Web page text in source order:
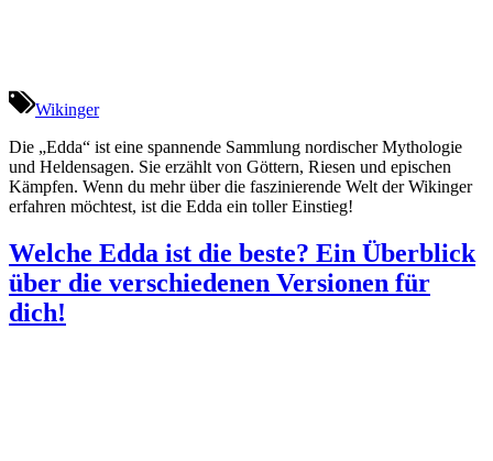
Wikinger
Die „Edda“ ist eine spannende Sammlung nordischer Mythologie
und Heldensagen. Sie erzählt von Göttern, Riesen und epischen
Kämpfen. Wenn du mehr über die faszinierende Welt der Wikinger
erfahren möchtest, ist die Edda ein toller Einstieg!
Welche Edda ist die beste? Ein Überblick
über die verschiedenen Versionen für
dich!